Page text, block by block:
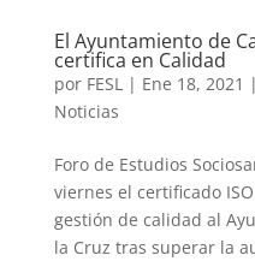
El Ayuntamiento de
certifica en Calidad
por FESL| Ene 18, 2021 |
Noticias
Foro de Estudios
viernes el certificado
gestión de calidad al
la Cruz tras superar la